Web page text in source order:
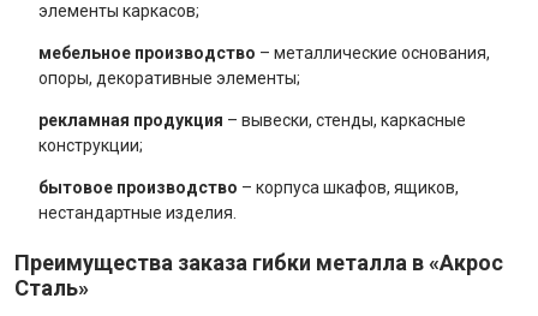
элементы каркасов;
мебельное производство – металлические основания,
опоры, декоративные элементы;
рекламная продукция – вывески, стенды, каркасные
конструкции;
бытовое производство – корпуса шкафов, ящиков,
нестандартные изделия.
Преимущества заказа гибки металла в «Акрос
Сталь»